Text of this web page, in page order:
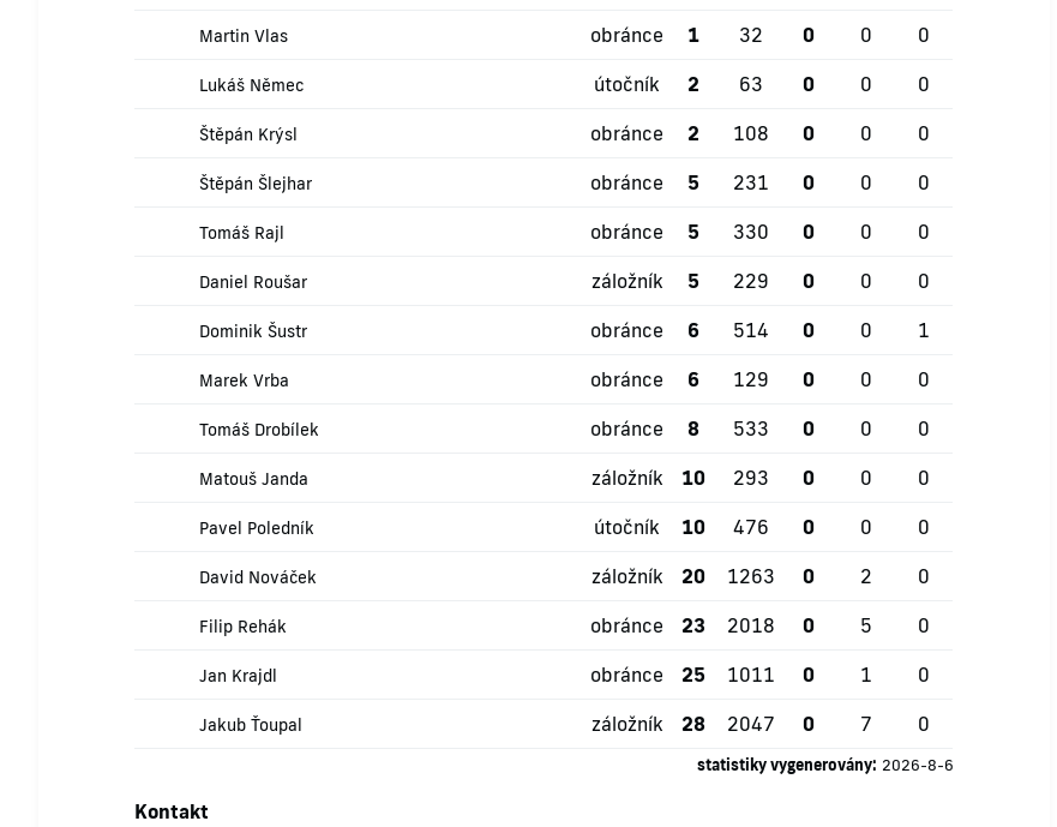
Martin Vlas obránce 1 32 0 0 0
Lukáš Němec útočník 2 63 0 0 0
Štěpán Krýsl obránce 2 108 0 0 0
Štěpán Šlejhar obránce 5 231 0 0 0
Tomáš Rajl obránce 5 330 0 0 0
Daniel Roušar záložník 5 229 0 0 0
Dominik Šustr obránce 6 514 0 0 1
Marek Vrba obránce 6 129 0 0 0
Tomáš Drobílek obránce 8 533 0 0 0
Matouš Janda záložník 10 293 0 0 0
Pavel Poledník útočník 10 476 0 0 0
David Nováček záložník 20 1263 0 2 0
Filip Rehák obránce 23 2018 0 5 0
Jan Krajdl obránce 25 1011 0 1 0
Jakub Ťoupal záložník 28 2047 0 7 0
statistiky vygenerovány: 2026-8-6
Kontakt